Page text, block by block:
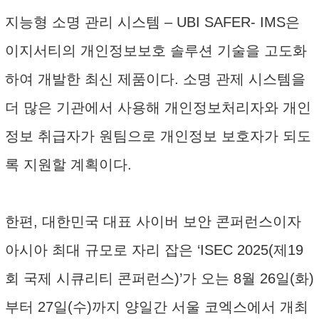
지능형 소명 관리 시스템 – UBI SAFER- IMS은
이지서티의 개인정보보호 솔루션 기술을 고도화
하여 개발한 최신 제품이다. 소명 관제 시스템을
더 많은 기관에서 사용해 개인정보처리자와 개인
정보 취급자가 원팀으로 개인정보 보호자가 되도
록 지원할 계획이다.
한편, 대한민국 대표 사이버 보안 콘퍼런스이자
아시아 최대 규모로 자리 잡은 ‘ISEC 2025(제19
회 국제 시큐리티 콘퍼런스)’가 오는 8월 26일(화)
부터 27일(수)까지 양일간 서울 코엑스에서 개최